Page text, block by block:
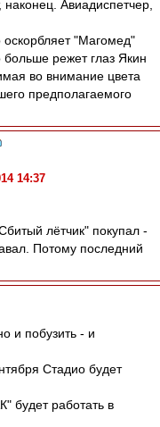
наконец. Авиадиспетчер,
оскорбляет "Магомед"
режет глаз Якин
во внимание цвета
предполагаемого
14:37
лётчик" покупал -
Потому последний
и побузить - и
Стадио будет
будет работать в